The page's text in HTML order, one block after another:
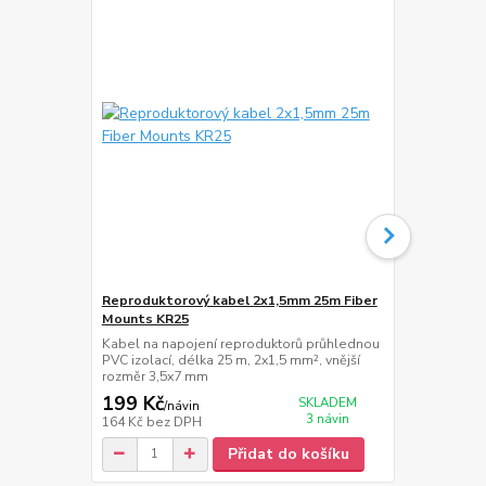
Reproduktorový kabel 2x1,5mm 25m Fiber
Mounts KR25
Kabel na napojení reproduktorů průhlednou
PVC izolací, délka 25 m, 2x1,5 mm², vnější
rozměr 3,5x7 mm
199 Kč/návin
164 Kč bez DPH
SKLADEM
3 návin
Přidat do košíku